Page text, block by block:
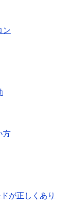
ン
方
が正しくあり